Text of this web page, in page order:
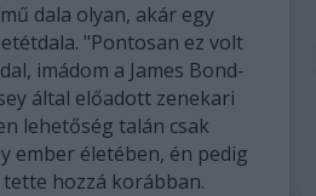
dala olyan, akár egy
"Pontosan ez volt
imádom a James Bond-
által előadott zenekari
lehetőség talán csak
ember életében, én pedig
hozzá korábban.